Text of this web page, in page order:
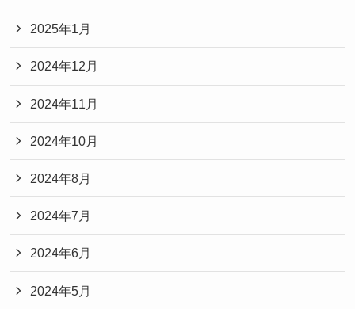
2025年1月
2024年12月
2024年11月
2024年10月
2024年8月
2024年7月
2024年6月
2024年5月